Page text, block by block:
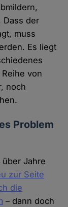
Dass der
muss
Es liegt
von
noch
Problem
Jahre
zur Seite
die
– dann doch